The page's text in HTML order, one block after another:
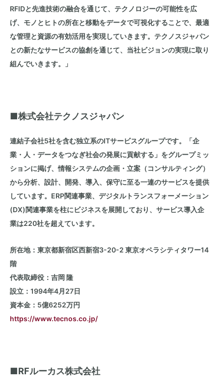
RFIDと先進技術の融合を通じて、テクノロジーの可能性を広
げ、モノとヒトの所在と移動をデータで可視化することで、最適
な管理と資源の有効活用を実現していきます。テクノスジャパン
との新たなサービスの協創を通じて、当社ビジョンの実現に取り
組んでいきます。」
■株式会社テクノスジャパン
連結子会社5社を含む独立系のITサービスグループです。「企
業・人・データをつなぎ社会の発展に貢献する」をグループミッ
ションに掲げ、情報システムの企画・立案（コンサルティング）
から分析、設計、開発、導入、保守に至る一連のサービスを提供
しています。ERP関連事業、デジタルトランスフォーメーション
(DX)関連事業を柱にビジネスを展開しており、サービス導入企
業は220社を超えています。
所在地：東京都新宿区西新宿3-20-2 東京オペラシティタワー14
階
代表取締役：吉岡 隆
設立：1994年4月27日
資本金：5億6252万円
https://www.tecnos.co.jp/
■RFルーカス株式会社